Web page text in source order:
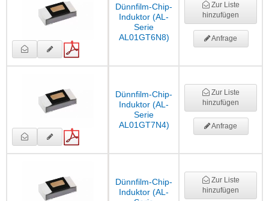
Dünnfilm-Chip-
Induktor (AL-
Serie
AL01GT6N8)
Zur Liste
hinzufügen
Anfrage
Dünnfilm-Chip-
Induktor (AL-
Serie
AL01GT7N4)
Zur Liste
hinzufügen
Anfrage
Dünnfilm-Chip-
Induktor (AL-
Zur Liste
hinzufügen